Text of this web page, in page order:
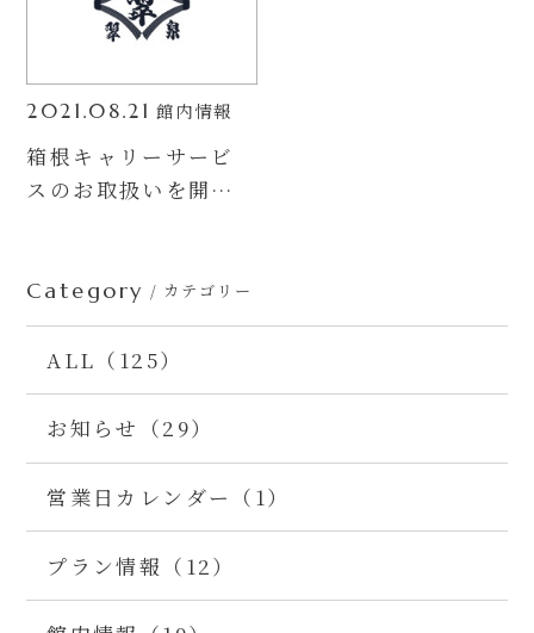
2021.08.21 館内情報
箱根キャリーサービ
スのお取扱いを開始
Category / カテゴリー
ALL（125）
お知らせ（29）
営業日カレンダー（1）
プラン情報（12）